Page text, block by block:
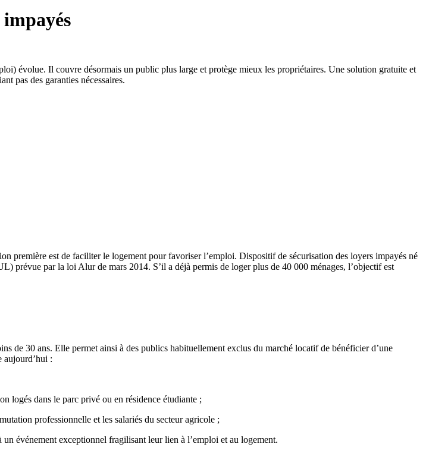
évolue. Il couvre désormais un public plus large et protège mieux les propriétaires. Une solution gratuite et
pas des garanties nécessaires.
première est de faciliter le logement pour favoriser l’emploi. Dispositif de sécurisation des loyers impayés né
prévue par la loi Alur de mars 2014. S’il a déjà permis de loger plus de 40 000 ménages, l’objectif est
de 30 ans. Elle permet ainsi à des publics habituellement exclus du marché locatif de bénéficier d’une
aujourd’hui :
logés dans le parc privé ou en résidence étudiante ;
professionnelle et les salariés du secteur agricole ;
événement exceptionnel fragilisant leur lien à l’emploi et au logement.